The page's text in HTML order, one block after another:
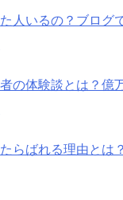
人いるの？ブログ
の体験談とは？億
らばれる理由とは